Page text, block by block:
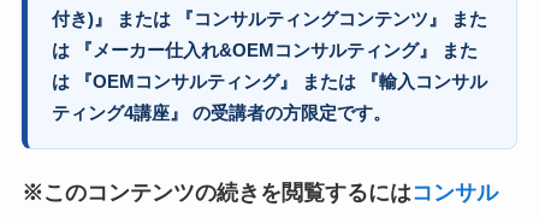
付き)』 または 『コンサルティングコンテンツ』 また
は 『メーカー仕入れ&OEMコンサルティング』 また
は 『OEMコンサルティング』 または 『輸入コンサル
ティング4講座』 の受講者の方限定です。
※このコンテンツの続きを閲覧するにはコンサル